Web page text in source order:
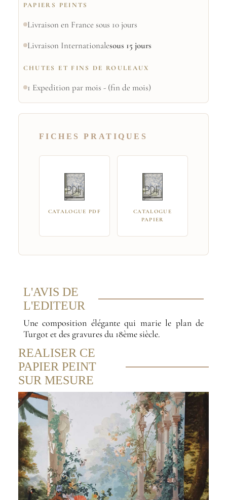
PAPIERS PEINTS
Livraison en France sous 10 jours
Livraison Internationalesous 15 jours
CHUTES ET FINS DE ROULEAUX
1 Expedition par mois - (fin de mois)
FICHES PRATIQUES
CATALOGUE PDF
CATALOGUE
PAPIER
L'AVIS DE
L'EDITEUR
Une composition élégante qui marie le plan de
Turgot et des gravures du 18ème siècle.
REALISER CE
PAPIER PEINT
SUR MESURE